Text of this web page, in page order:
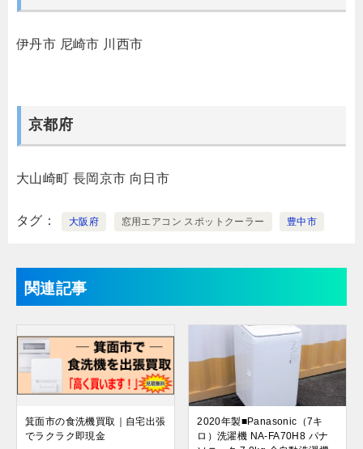
伊丹市 尼崎市 川西市
京都府
大山崎町 長岡京市 向日市
タグ 大阪府 窓用エアコン スポットクーラー 豊中市
関連記事
箕面市の食洗機買取｜自宅出張
でラクラク即現金
2020年製■Panasonic（7キ
ロ）洗濯機 NA-FA70H8 パナ